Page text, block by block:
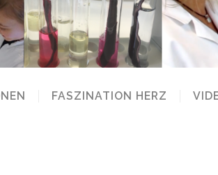
FASZINATION HERZ